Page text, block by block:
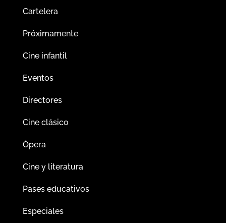
Cartelera
Próximamente
Cine infantil
Eventos
Directores
Cine clásico
Ópera
Cine y literatura
Pases educativos
Especiales